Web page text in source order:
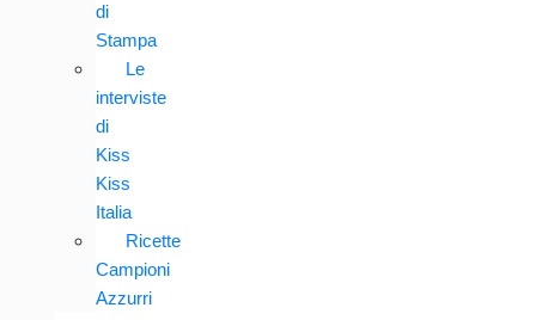
di
Stampa
Le
interviste
di
Kiss
Kiss
Italia
Ricette
Campioni
Azzurri